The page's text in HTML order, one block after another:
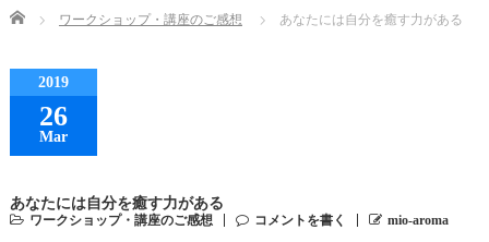
Home ワークショップ・講座のご感想 あなたには自分を癒す力がある
2019
26
Mar
あなたには自分を癒す力がある
ワークショップ・講座のご感想 コメントを書く mio-aroma